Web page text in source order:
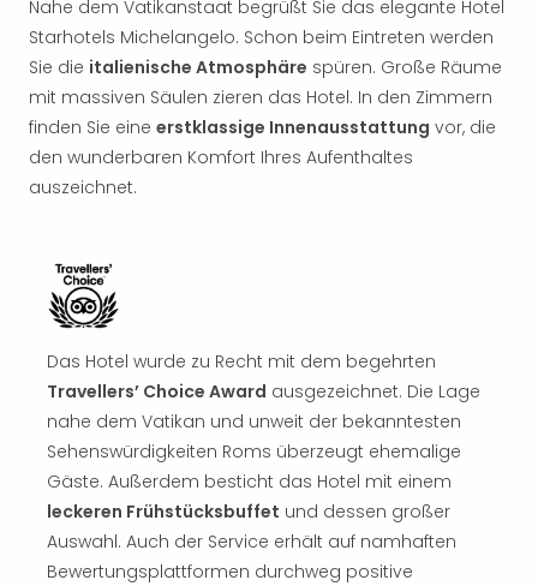
Nahe dem Vatikanstaat begrüßt Sie das elegante Hotel
Starhotels Michelangelo. Schon beim Eintreten werden
Sie die italienische Atmosphäre spüren. Große Räume
mit massiven Säulen zieren das Hotel. In den Zimmern
finden Sie eine erstklassige Innenausstattung vor, die
den wunderbaren Komfort Ihres Aufenthaltes
auszeichnet.
Das Hotel wurde zu Recht mit dem begehrten
Travellers’ Choice Award ausgezeichnet. Die Lage
nahe dem Vatikan und unweit der bekanntesten
Sehenswürdigkeiten Roms überzeugt ehemalige
Gäste. Außerdem besticht das Hotel mit einem
leckeren Frühstücksbuffet und dessen großer
Auswahl. Auch der Service erhält auf namhaften
Bewertungsplattformen durchweg positive